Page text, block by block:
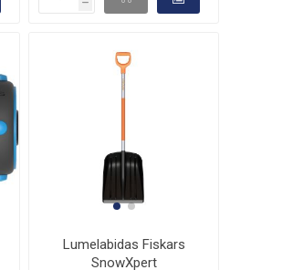
h
Lumelabidas Fiskars
SnowXpert